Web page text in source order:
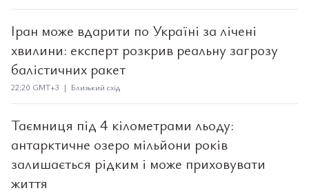
Іран може вдарити по Україні за лічені
хвилини: експерт розкрив реальну загрозу
балістичних ракет
22:20 GMT+3 | Близький схід
Таємниця під 4 кілометрами льоду:
антарктичне озеро мільйони років
залишається рідким і може приховувати
життя